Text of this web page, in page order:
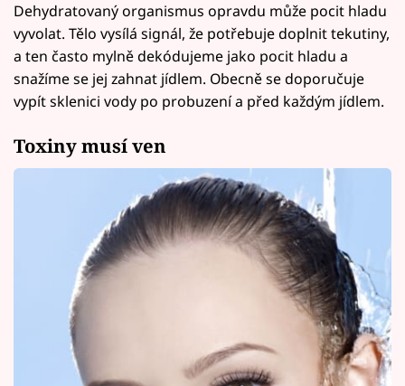
Dehydratovaný organismus opravdu může pocit hladu
vyvolat. Tělo vysílá signál, že potřebuje doplnit tekutiny,
a ten často mylně dekódujeme jako pocit hladu a
snažíme se jej zahnat jídlem. Obecně se doporučuje
vypít sklenici vody po probuzení a před každým jídlem.
Toxiny musí ven